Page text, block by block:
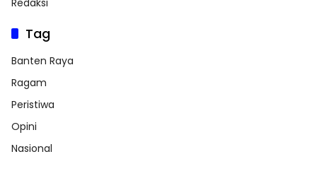
Tag
Banten Raya
Ragam
Peristiwa
Opini
Nasional